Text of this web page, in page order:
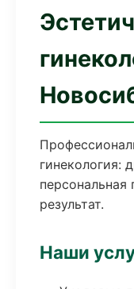
гинекология:
результат.
Наши